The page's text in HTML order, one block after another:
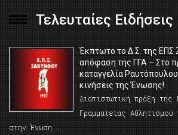
Τελευταίες Ειδήσεις
Έκπτωτο το Δ.Σ. της ΕΠΣ
απόφαση της ΓΓΑ – Στο
καταγγελία Ραυτόπουλου
κινήσεις της Ένωσης!
Διαπιστωτική πράξη της
Γραμματείας Αθλητισμού
στην Ένωση …